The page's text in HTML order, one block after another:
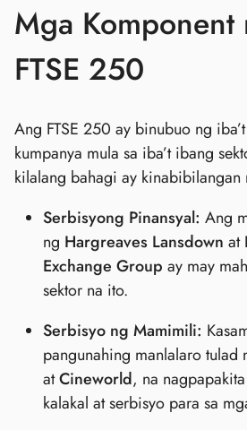
Mga Komponent
FTSE 250
Ang FTSE 250 ay binubuo ng
kumpanya mula sa iba’t ibang
kilalang bahagi ay kinabibilangan
Serbisyong Pinansyal: Ang
ng Hargreaves Lansdown at
Exchange Group ay may
sektor na ito.
Serbisyo ng Mamimili:
pangunahing manlalaro tulad
atCineworld, na
kalakal at serbisyo para sa